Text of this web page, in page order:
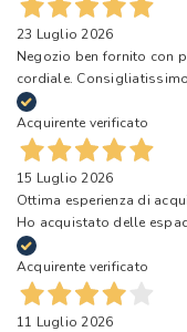
23 Luglio 2026
Negozio ben fornito con
cordiale.
Acquirente verificato
15 Luglio 2026
Ottima esperienza di
Ho acquistato delle
Acquirente verificato
11 Luglio 2026